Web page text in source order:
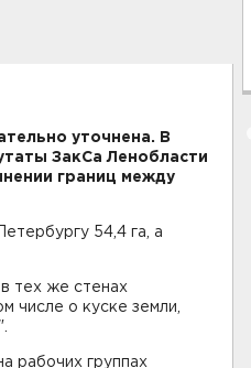
уточнена. В
ЗакСа Ленобласти
границ между
54,4 га, а
в тех же стенах
числе о куске земли,
рабочих группах